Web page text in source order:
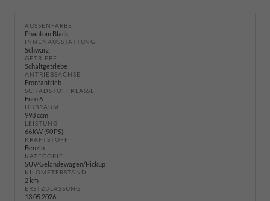
AUSSENFARBE
Phantom Black
INNENAUSSTATTUNG
Schwarz
GETRIEBE
Schaltgetriebe
ANTRIEBSACHSE
Frontantrieb
SCHADSTOFFKLASSE
Euro 6
HUBRAUM
998 ccm
LEISTUNG
66 kW (90 PS)
KRAFTSTOFF
Benzin
KATEGORIE
SUV/Geländewagen/Pickup
KILOMETERSTAND
2 km
ERSTZULASSUNG
13.05.2026